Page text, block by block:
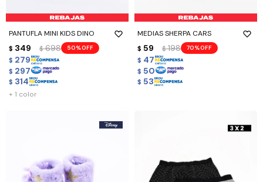
PANTUFLA MINI KIDS DINO
$ 349 $ 698 50
$ 279
$ 297
$ 314
+ 1 color
MEDIAS SHERPA CARS
$ 59 $ 198 70
$ 47
$ 50
$ 53